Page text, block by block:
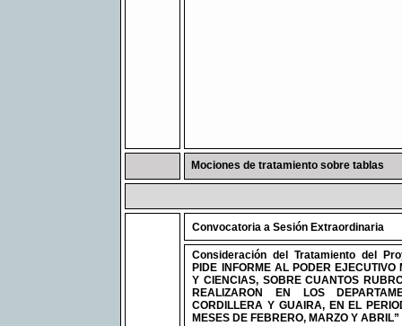
Mociones de tratamiento sobre tablas
Convocatoria a Sesión Extraordinaria
Consideración del Tratamiento del
PIDE INFORME AL PODER EJECUTIVO
Y CIENCIAS, SOBRE CUANTOS
REALIZARON EN LOS
CORDILLERA Y GUAIRA, EN EL
MESES DE FEBRERO, MARZO Y ABRIL”